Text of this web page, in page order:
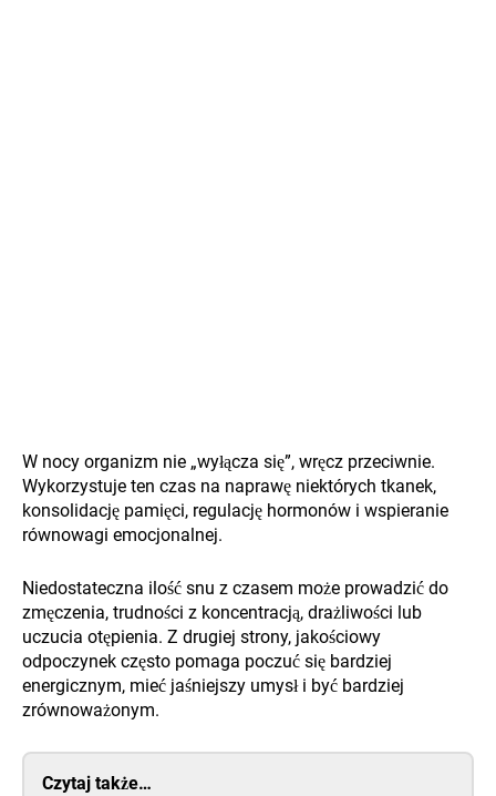
W nocy organizm nie „wyłącza się”, wręcz przeciwnie.
Wykorzystuje ten czas na naprawę niektórych tkanek,
konsolidację pamięci, regulację hormonów i wspieranie
równowagi emocjonalnej.
Niedostateczna ilość snu z czasem może prowadzić do
zmęczenia, trudności z koncentracją, drażliwości lub
uczucia otępienia. Z drugiej strony, jakościowy
odpoczynek często pomaga poczuć się bardziej
energicznym, mieć jaśniejszy umysł i być bardziej
zrównoważonym.
Czytaj także…